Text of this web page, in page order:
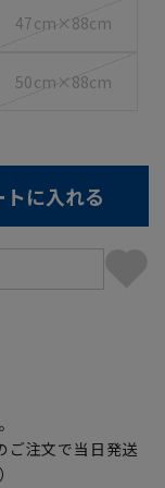
47cm×88cm
50cm×88cm
トに入れる
ご注文で当日発送